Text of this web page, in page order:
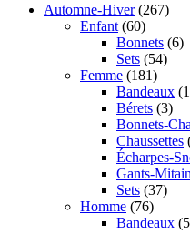
Automne-Hiver (267)
Enfant (60)
Bonnets (6)
Sets (54)
Femme (181)
Bandeaux
Bérets (3)
Bonnets-
Chaussettes
Écharpes-
Gants-
Sets (37)
Homme (76)
Bandeaux